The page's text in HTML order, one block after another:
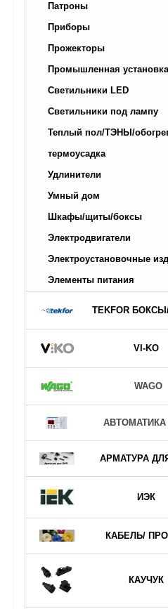
Патроны
Приборы
Прожекторы
Промышленная установка
Светильники LED
Светильники под лампу
Теплый пол/ТЭНЫ/
термоусадка
Удлинители
Умный дом
Шкафы/щиты/боксы
Электродвигатели
Электроустановочные
Элементы питания
TEKFOR
VI-KO
WAGO
АВТОМАТИКА
АРМАТУРА
ИЭК
КАБЕЛЬ/
КАУЧУК